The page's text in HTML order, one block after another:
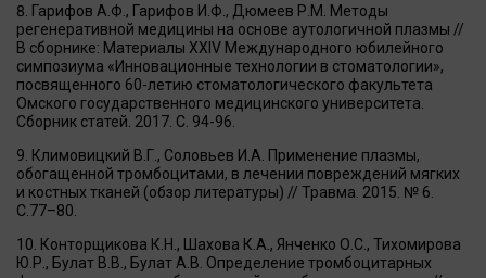
Гарифов А.Ф., Гарифов И.Ф., Дюмеев Р.М. Методы
регенеративной медицины на основе аутологичной плазмы //
В сборнике: Материалы XXIV Международного юбилейного
симпозиума «Инновационные технологии в стоматологии»,
посвященного 60-летию стоматологического факультета
Омского государственного медицинского университета.
Сборник статей. 2017. С. 94-96.
Климовицкий В.Г., Соловьев И.А. Применение плазмы,
обогащенной тромбоцитами, в лечении повреждений мягких
и костных тканей (обзор литературы) // Травма. 2015. № 6.
С.77–80.
Конторщикова К.Н., Шахова К.А., Янченко О.С., Тихомирова
Ю.Р., Булат В.В., Булат А.В. Определение тромбоцитарных